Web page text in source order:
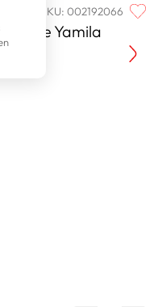
SKU:002192066
Yamila